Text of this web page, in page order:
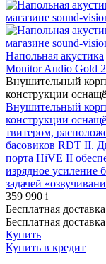
Напольная акустика
Monitor Audio Gold
Внушительный
конструкции
Внушительный
конструкции
твитером,
басовиков RDT II.
порта HiVE II
изрядное усиление
задачей
359 990 i
Бесплатная доставка
Бесплатная доставка
Купить
Купить в кредит